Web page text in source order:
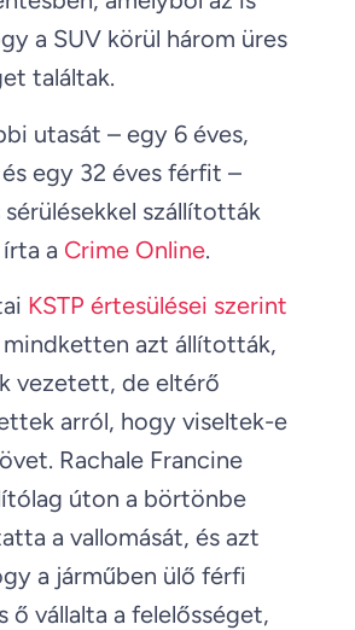
a SUV körül három üres
találtak.
utasát – egy 6 éves,
egy 32 éves férfit –
sérülésekkel szállították
a Crime Online.
KSTP értesülései szerint
mindketten azt állították,
vezetett, de eltérő
arról, hogy viseltek-e
Rachale Francine
úton a börtönbe
a vallomását, és azt
a járműben ülő férfi
ő vállalta a felelősséget,